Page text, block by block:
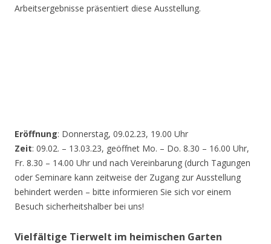
Arbeitsergebnisse präsentiert diese Ausstellung.
Eröffnung: Donnerstag, 09.02.23, 19.00 Uhr
Zeit: 09.02. – 13.03.23, geöffnet Mo. – Do. 8.30 – 16.00 Uhr,
Fr. 8.30 – 14.00 Uhr und nach Vereinbarung (durch Tagungen
oder Seminare kann zeitweise der Zugang zur Ausstellung
behindert werden – bitte informieren Sie sich vor einem
Besuch sicherheitshalber bei uns!
Vielfältige Tierwelt im heimischen Garten